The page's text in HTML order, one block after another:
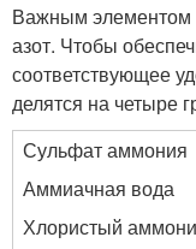
Важным элементом
азот. Чтобы
соответствующее
делятся на четыре
Сульфат аммония
Аммиачная вода
Хлористый